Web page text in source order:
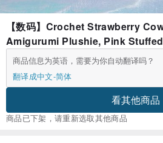
【数码】Crochet Strawberry
Amigurumi Plushie, Pink
商品信息为英语，需要为你自动翻译吗？
翻译成中文-简体
看其他商品
商品已下架，请重新选取其他商品